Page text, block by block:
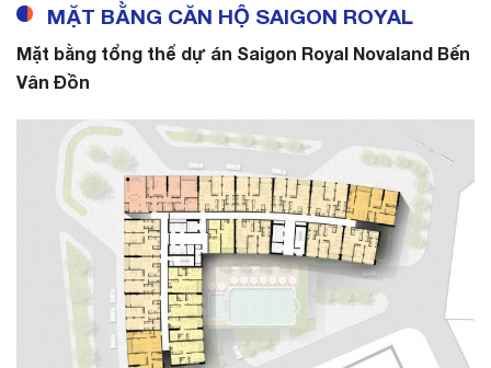
MẶT BẰNG CĂN HỘ SAIGON ROYAL
Mặt bằng tổng thể dự án Saigon Royal Novaland Bến
Vân Đồn